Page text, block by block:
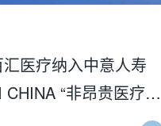
医疗纳入中意人寿
“非昂贵医疗”